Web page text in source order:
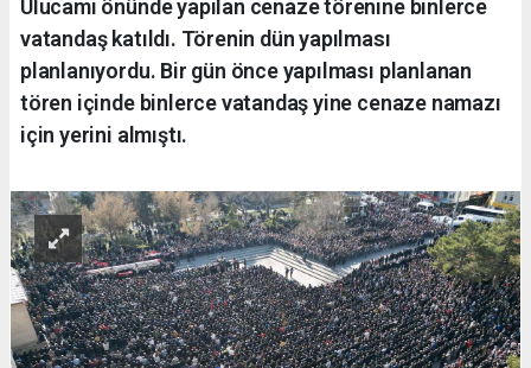
Ulucami önünde yapılan cenaze törenine binlerce
vatandaş katıldı. Törenin dün yapılması
planlanıyordu. Bir gün önce yapılması planlanan
tören içinde binlerce vatandaş yine cenaze namazı
için yerini almıştı.